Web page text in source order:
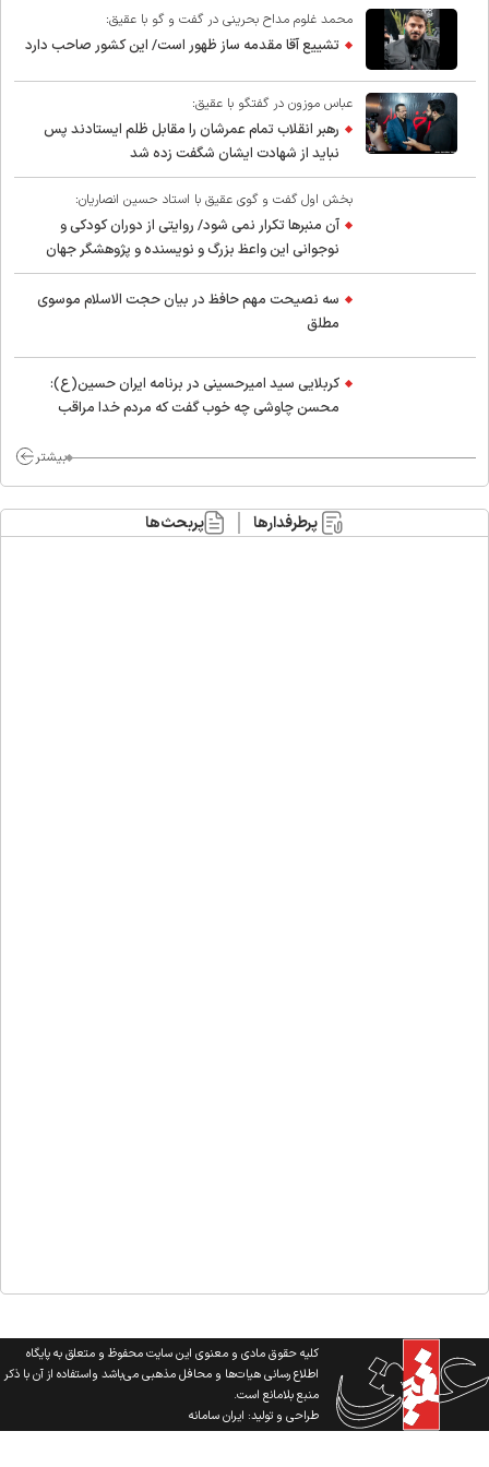
محمد غلوم مداح بحرینی در گفت و گو با عقیق:
تشییع آقا مقدمه ساز ظهور است/ این کشور صاحب دارد
عباس موزون در گفتگو با عقیق:
رهبر انقلاب تمام عمرشان را مقابل ظلم ایستادند پس
نباید از شهادت ایشان شگفت زده شد
بخش اول گفت و گوی عقیق با استاد حسین انصاریان:
آن منبرها تکرار نمی شود/ روایتی از دوران کودکی و
نوجوانی این واعظ بزرگ و نویسنده و پژوهشگر جهان
اسلام
سه نصیحت مهم حافظ در بیان حجت الاسلام موسوی
مطلق
کربلایی سید امیر‌حسینی در برنامه ایران حسین(ع):
محسن چاوشی چه خوب گفت که مردم خدا مراقب
بیشتر
پرطرفدارها پربحث‌ها
کلیه حقوق مادی و معنوی این سایت محفوظ و متعلق به پایگاه
اطلاع رسانی هیات‌ها و محافل مذهبی می‌باشد واستفاده از آن با ذکر
منبع بلامانع است.
طراحی و تولید:ایران سامانه